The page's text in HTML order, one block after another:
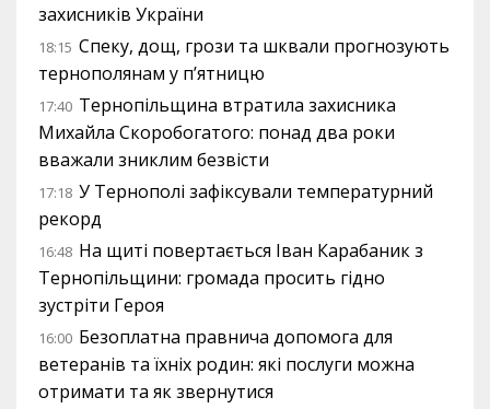
захисників України
18:15 Спеку, дощ, грози та шквали прогнозують
тернополянам у п’ятницю
17:40 Тернопільщина втратила захисника
Михайла Скоробогатого: понад два роки
вважали зниклим безвісти
17:18 У Тернополі зафіксували температурний
рекорд
16:48 На щиті повертається Іван Карабаник з
Тернопільщини: громада просить гідно
зустріти Героя
16:00 Безоплатна правнича допомога для
ветеранів та їхніх родин: які послуги можна
отримати та як звернутися